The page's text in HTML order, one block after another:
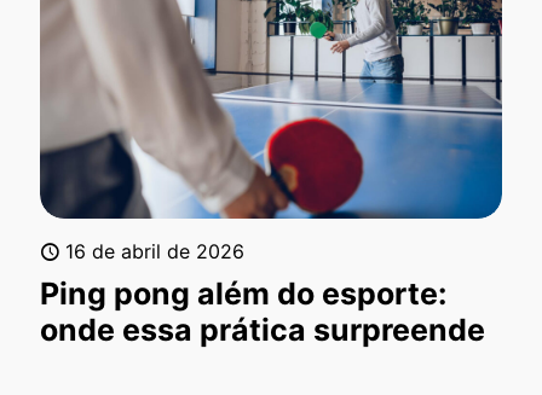
16 de abril de 2026
Ping pong além do esporte:
onde essa prática surpreende